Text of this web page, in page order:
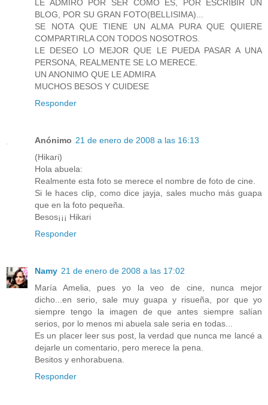
LE ADMIRO POR SER COMO ES, POR ESCRIBIR UN
BLOG, POR SU GRAN FOTO(BELLISIMA)...
SE NOTA QUE TIENE UN ALMA PURA QUE QUIERE
COMPARTIRLA CON TODOS NOSOTROS.
LE DESEO LO MEJOR QUE LE PUEDA PASAR A UNA
PERSONA, REALMENTE SE LO MERECE.
UN ANONIMO QUE LE ADMIRA
MUCHOS BESOS Y CUIDESE
Responder
Anónimo 21 de enero de 2008 a las 16:13
(Hikari)
Hola abuela:
Realmente esta foto se merece el nombre de foto de cine.
Si le haces clip, como dice jayja, sales mucho más guapa
que en la foto pequeña.
Besos¡¡¡ Hikari
Responder
Namy 21 de enero de 2008 a las 17:02
María Amelia, pues yo la veo de cine, nunca mejor
dicho...en serio, sale muy guapa y risueña, por que yo
siempre tengo la imagen de que antes siempre salían
serios, por lo menos mi abuela sale seria en todas...
Es un placer leer sus post, la verdad que nunca me lancé a
dejarle un comentario, pero merece la pena.
Besitos y enhorabuena.
Responder